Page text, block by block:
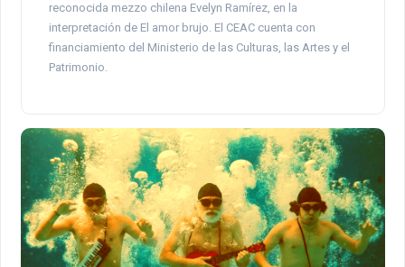
reconocida mezzo chilena Evelyn Ramírez, en la
interpretación de El amor brujo. El CEAC cuenta con
financiamiento del Ministerio de las Culturas, las Artes y el
Patrimonio.